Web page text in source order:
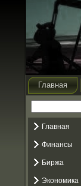
Главная
Главная
Финансы
Биржа
Экономика